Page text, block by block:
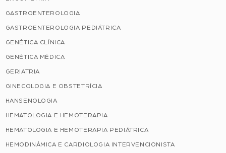
GASTROENTEROLOGIA
GASTROENTEROLOGIA PEDIÁTRICA
GENÉTICA CLÍNICA
GENÉTICA MÉDICA
GERIATRIA
GINECOLOGIA E OBSTETRÍCIA
HANSENOLOGIA
HEMATOLOGIA E HEMOTERAPIA
HEMATOLOGIA E HEMOTERAPIA PEDIÁTRICA
HEMODINÂMICA E CARDIOLOGIA INTERVENCIONISTA